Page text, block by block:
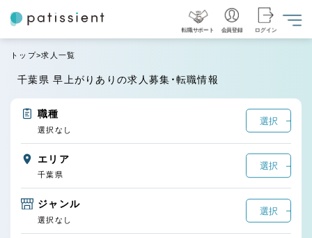
転職サポート 会員登録 ログイン
トップ 求人一覧
千葉県 早上がりありの求人募集・転職情報
職種
選択
選択なし
エリア
選択
千葉県
ジャンル
選択
選択なし